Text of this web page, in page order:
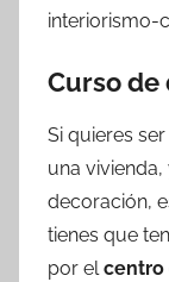
interiorismo-
Curso de
Si quieres
una
decoración,
tienes que
por elcentro